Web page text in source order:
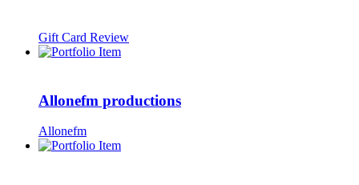
Gift Card Review
Allonefm productions
Allonefm